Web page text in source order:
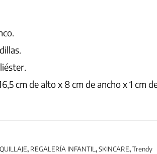
cm de alto x 8 cm de ancho x 1 cm
, REGALERÍA INFANTIL ,SKINCARE,Trendy